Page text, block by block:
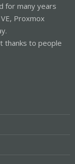
for many years
Proxmox
thanks to people